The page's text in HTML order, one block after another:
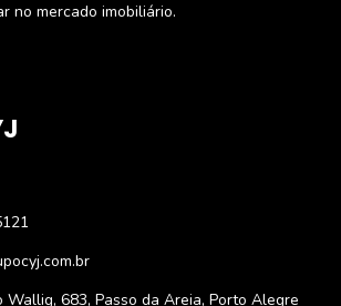
no mercado imobiliário.
Wallig, 683, Passo da Areia, Porto Alegre